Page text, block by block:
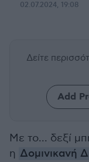
02.07.2024, 19:08
Δείτε
Add
Με το... δεξί
η Δομινικανή